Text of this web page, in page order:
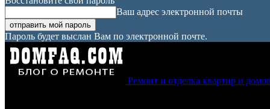
Ваш адрес электронной почты
Пароль будет выслан Вам по электронной почте.
Ремонт и отделка квартир и